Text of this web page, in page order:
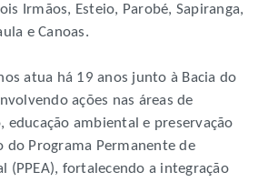
Irmãos, Esteio, Parobé, Sapiranga,
e Canoas.
atua há 19 anos junto à Bacia do
ações nas áreas de
educação ambiental e preservação
Programa Permanente de
(PPEA), fortalecendo a integração